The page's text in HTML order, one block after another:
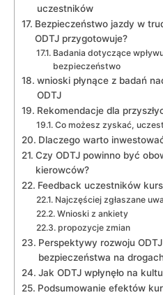
uczestników
Bezpieczeństwo jazdy w
ODTJ przygotowuje?
Badania dotyczące
bezpieczeństwo
wnioski płynące z badań
ODTJ
Rekomendacje dla
Co możesz zyskać,
Dlaczego warto
Czy ODTJ powinno być
kierowców?
Feedback uczestników
Najczęściej zgłaszane
Wnioski z ankiety
propozycje zmian
Perspektywy rozwoju
bezpieczeństwa na
Jak ODTJ wpłynęło na
Podsumowanie efektów